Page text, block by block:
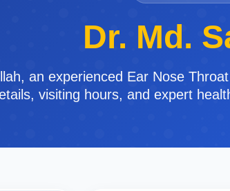
Dr. Md.
an experienced Ear Nose
visiting hours, and expert